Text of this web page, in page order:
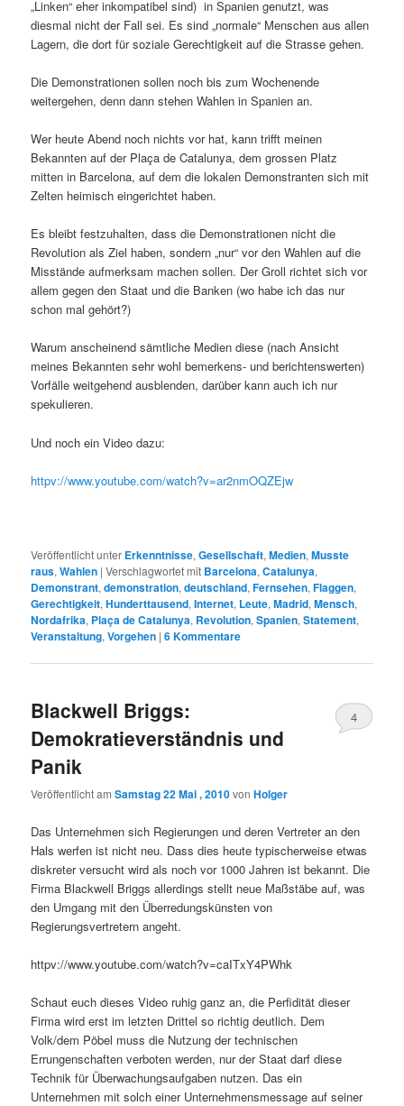
„Linken“ eher inkompatibel sind) in Spanien genutzt, was
diesmal nicht der Fall sei. Es sind „normale“ Menschen aus allen
Lagern, die dort für soziale Gerechtigkeit auf die Strasse gehen.
Die Demonstrationen sollen noch bis zum Wochenende
weitergehen, denn dann stehen Wahlen in Spanien an.
Wer heute Abend noch nichts vor hat, kann trifft meinen
Bekannten auf der Plaça de Catalunya, dem grossen Platz
mitten in Barcelona, auf dem die lokalen Demonstranten sich mit
Zelten heimisch eingerichtet haben.
Es bleibt festzuhalten, dass die Demonstrationen nicht die
Revolution als Ziel haben, sondern „nur“ vor den Wahlen auf die
Misstände aufmerksam machen sollen. Der Groll richtet sich vor
allem gegen den Staat und die Banken (wo habe ich das nur
schon mal gehört?)
Warum anscheinend sämtliche Medien diese (nach Ansicht
meines Bekannten sehr wohl bemerkens- und berichtenswerten)
Vorfälle weitgehend ausblenden, darüber kann auch ich nur
spekulieren.
Und noch ein Video dazu:
httpv://www.youtube.com/watch?v=ar2nmOQZEjw
Veröffentlicht unter Erkenntnisse,Gesellschaft,Medien,Musste
raus,Wahlen |Verschlagwortet mit Barcelona,Catalunya,
Demonstrant,demonstration,deutschland,Fernsehen,Flaggen,
Gerechtigkeit,Hunderttausend,Internet, Leute,Madrid,Mensch,
Nordafrika, Plaça de Catalunya, Revolution,Spanien,Statement,
Veranstaltung,Vorgehen |6Kommentare
Blackwell Briggs:
Demokratieverständnis und
Panik
Veröffentlicht amSamstag 22 Mai , 2010vonHolger
4
Das Unternehmen sich Regierungen und deren Vertreter an den
Hals werfen ist nicht neu. Dass dies heute typischerweise etwas
diskreter versucht wird als noch vor 1000 Jahren ist bekannt. Die
Firma Blackwell Briggs allerdings stellt neue Maßstäbe auf, was
den Umgang mit den Überredungskünsten von
Regierungsvertretern angeht.
httpv://www.youtube.com/watch?v=caITxY4PWhk
Schaut euch dieses Video ruhig ganz an, die Perfidität dieser
Firma wird erst im letzten Drittel so richtig deutlich. Dem
Volk/dem Pöbel muss die Nutzung der technischen
Errungenschaften verboten werden, nur der Staat darf diese
Technik für Überwachungsaufgaben nutzen. Das ein
Unternehmen mit solch einer Unternehmensmessage auf seiner